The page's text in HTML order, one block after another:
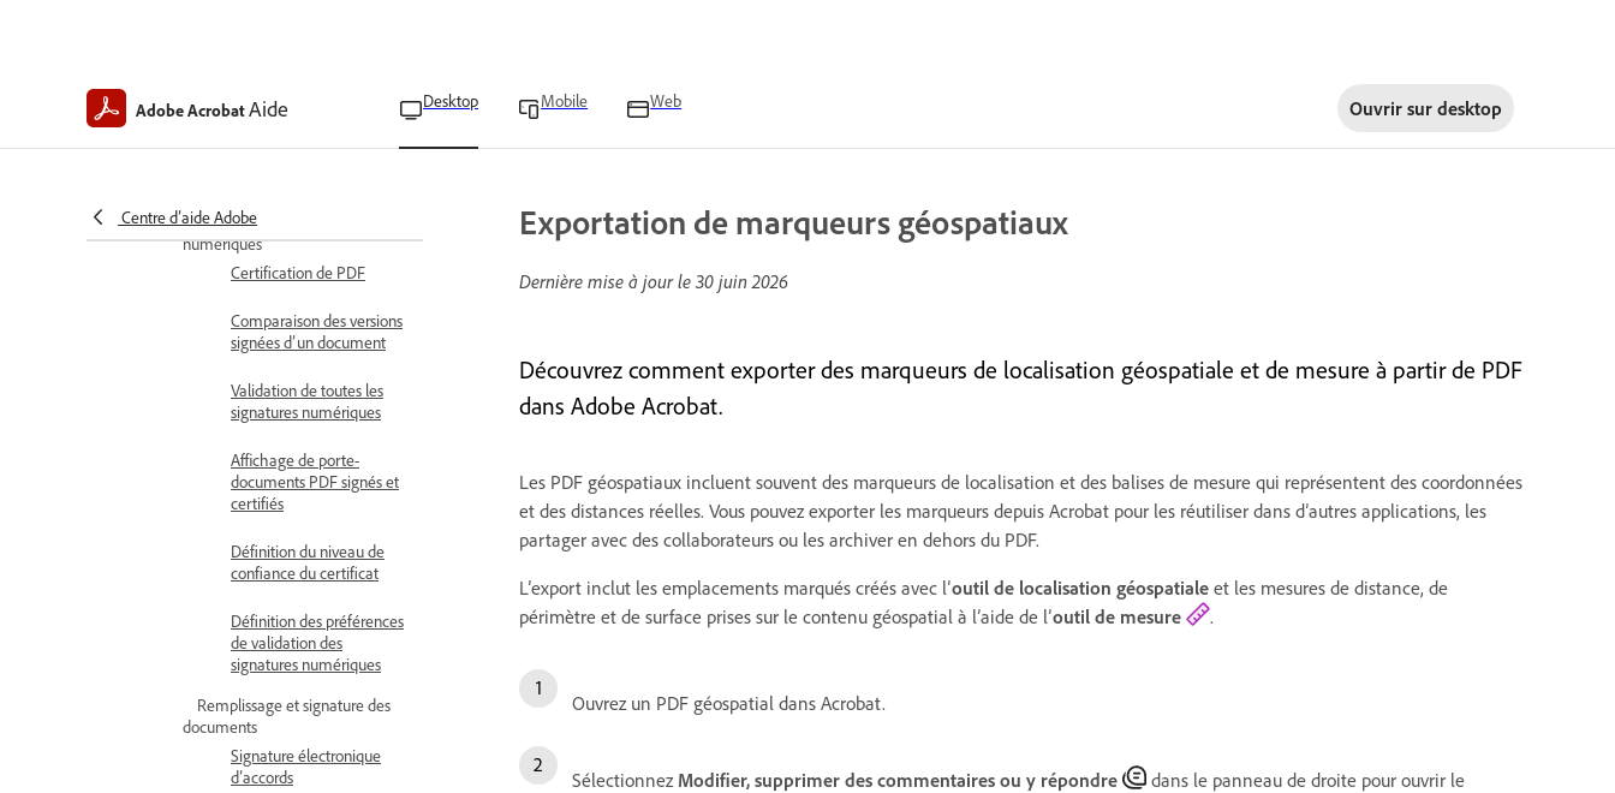
Adobe AcrobatAide Desktop Mobile Web Ouvrir sur desktop
Centre d’aide Adobe
Gestion d’accords
Gestion des signatures
numériques
Certification de PDF
Comparaison des versions
signées d’un document
Validation de toutes les
signatures numériques
Affichage de porte-
documents PDF signés et
certifiés
Définition du niveau de
confiance du certificat
Définition des préférences
de validation des
signatures numériques
Remplissage et signature des
documents
Signature électronique
d’accords
Exportation de marqueurs géospatiaux
Dernière mise à jour le 30 juin 2026
Découvrez comment exporter des marqueurs de localisation géospatiale et de mesure à partir de PDF
dans Adobe Acrobat.
Les PDF géospatiaux incluent souvent des marqueurs de localisation et des balises de mesure qui représentent des coordonnées
et des distances réelles. Vous pouvez exporter les marqueurs depuis Acrobat pour les réutiliser dans d’autres applications, les
partager avec des collaborateurs ou les archiver en dehors du PDF.
L’export inclut les emplacements marqués créés avec l’outil de localisation géospatiale et les mesures de distance, de
périmètre et de surface prises sur le contenu géospatial à l’aide de l’outil de mesure .
Ouvrez un PDF géospatial dans Acrobat.
Sélectionnez Modifier, supprimer des commentaires ou y répondre
dans le panneau de droite pour ouvrir le